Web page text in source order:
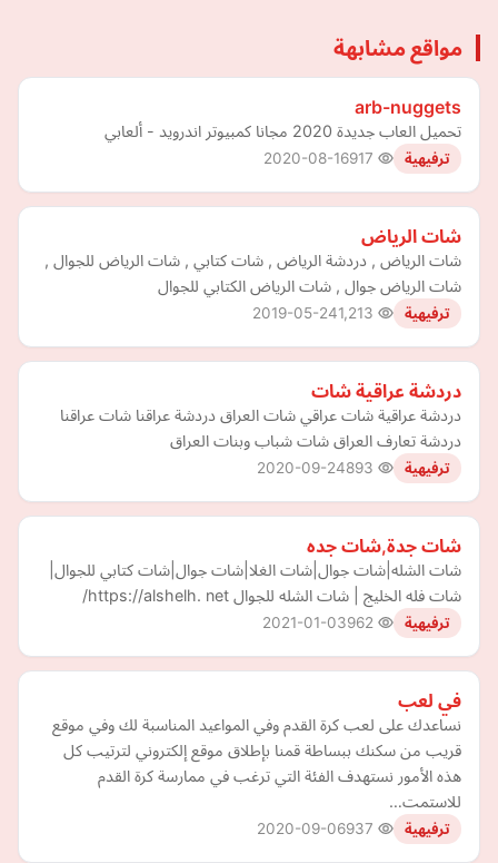
مواقع مشابهة
arb-nuggets
تحميل العاب جديدة 2020 مجانا كمبيوتر اندرويد - ألعابي
ترفيهية 2020-08-16
شات الرياض
شات الرياض , دردشة الرياض , شات كتابي , شات الرياض للجوال ,
شات الرياض جوال , شات الرياض الكتابي للجوال
ترفيهية 2019-05-24
دردشة عراقية شات
دردشة عراقية شات عراقي شات العراق دردشة عراقنا شات عراقنا
دردشة تعارف العراق شات شباب وبنات العراق
ترفيهية 2020-09-24
شات جدة,شات جده
شات الشله|شات جوال|شات الغلا|شات جوال|شات كتابي للجوال|
شات فله الخليج | شات الشله للجوال https://alshelh. net/
ترفيهية 2021-01-03
في لعب
نساعدك على لعب كرة القدم ‏وفي المواعيد المناسبة لك ‏وفي موقع
قريب من سكنك ‏ببساطة قمنا بإطلاق موقع إلكتروني لترتيب كل
هذه الأمور نستهدف الفئة التي ترغب في ممارسة كرة القدم
للاستمت…
ترفيهية 2020-09-06